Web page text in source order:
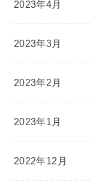
2023年4月
2023年3月
2023年2月
2023年1月
2022年12月